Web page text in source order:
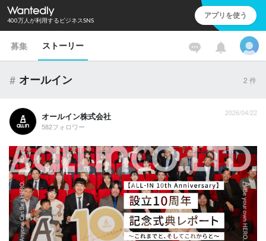
400万人が利用するビジネスSNS アプリを使う
募集 ストーリー
# オールイン 2 件
オールイン株式会社
582フォロワー
2026/04/22